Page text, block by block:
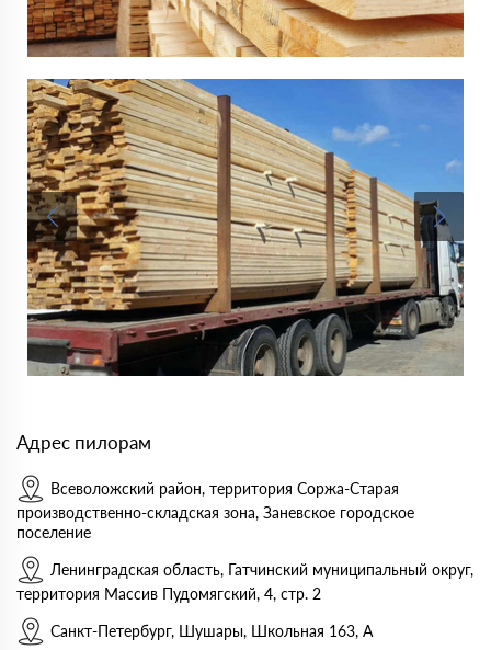
Адрес пилорам
Всеволожский район, территория Соржа-Старая
производственно-складская зона, Заневское городское
поселение
Ленинградская область, Гатчинский муниципальный округ,
территория Массив Пудомягский, 4, стр. 2
Санкт-Петербург, Шушары, Школьная 163, А